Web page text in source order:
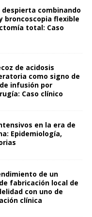
combinando
broncoscopia flexible
total: Caso
de acidosis
como signo de
infusión por
Caso clínico
en la era de
Epidemiología,
de un
fabricación local de
con uno de
clínica